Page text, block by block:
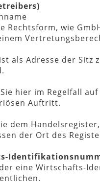
wie
als Adresse der Sitz
hier im Regelfall
Auftritt.
dem
der Ort des
eine Wirtschafts-